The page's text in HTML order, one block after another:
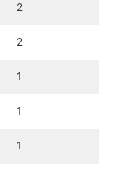
2
2
1
1
1